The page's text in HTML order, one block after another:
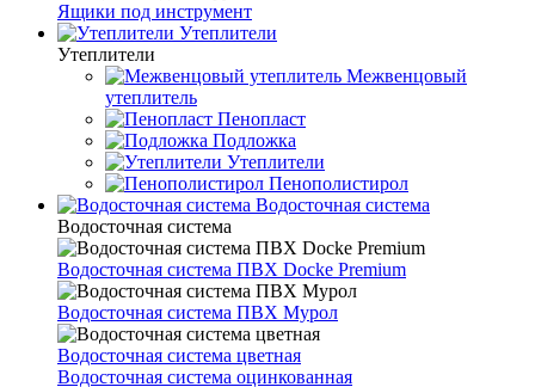
Ящики под инструмент
Утеплители
Утеплители
Межвенцовый
утеплитель
Пенопласт
Подложка
Утеплители
Пенополистирол
Водосточная система
Водосточная система
Водосточная система ПВХ Docke Premium
Водосточная система ПВХ Мурол
Водосточная система цветная
Водосточная система оцинкованная